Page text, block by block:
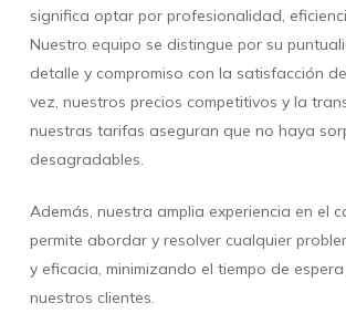
significa optar por profesionalidad,
Nuestro equipo se distingue por su
detalle y compromiso con la satisfacción
vez, nuestros precios competitivos y la
nuestras tarifas aseguran que no haya
desagradables.
Además, nuestra amplia experiencia en el
permite abordar y resolver cualquier
y eficacia, minimizando el tiempo de
nuestros clientes.